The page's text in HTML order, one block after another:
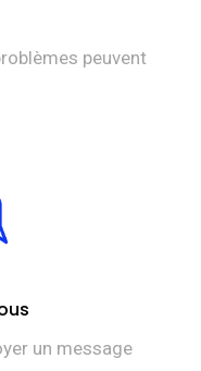
peuvent
un message